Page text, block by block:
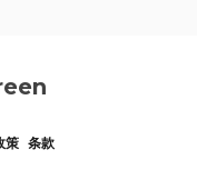
策 条款